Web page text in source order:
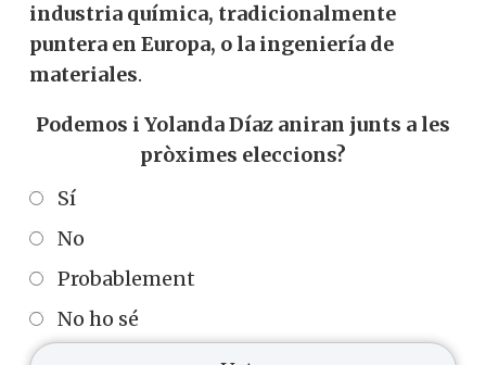
industria química, tradicionalmente
puntera en Europa, o la ingeniería de
materiales.
Podemos i Yolanda Díaz aniran junts a les
pròximes eleccions?
Sí
No
Probablement
No ho sé